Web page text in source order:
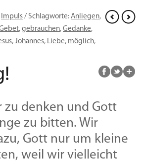
Impuls / Schlagworte: Anliegen,
, gebrauchen, Gedanke,
, Johannes, Liebe, möglich,
zu denken und Gott
zu bitten. Wir
Gott nur um kleine
weil wir vielleicht